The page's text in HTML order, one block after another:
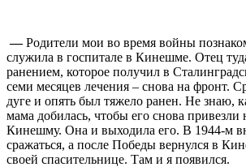
—Родители мои во время войны
служила в госпитале в Кинешме. Отец
ранением, которое получил в
семи месяцев лечения – снова на фронт.
дуге и опять был тяжело ранен. Не знаю,
мама добилась, чтобы его снова привезли
Кинешму. Она и выходила его. В 1944-м
сражаться, а после Победы вернулся в
своей спасительнице. Там и я появился.